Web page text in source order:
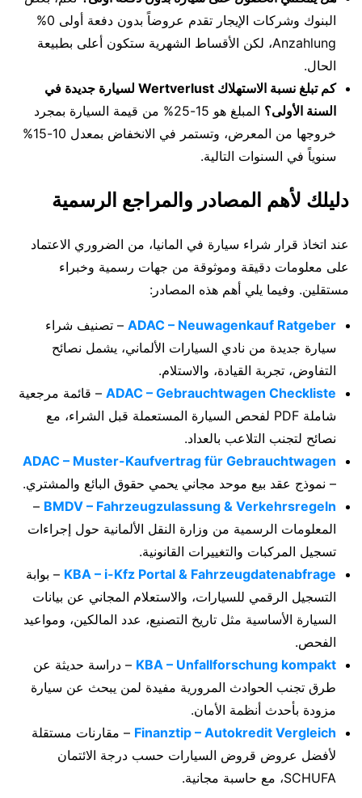
البنوك وشركات الإيجار تقدم عروضاً بدون دفعة أولى 0%
Anzahlung، لكن الأقساط الشهرية ستكون أعلى بطبيعة
الحال.
كم تبلغ نسبة الاستهلاك Wertverlust لسيارة جديدة في
السنة الأولى؟
المبلغ هو 15-25% من قيمة السيارة بمجرد
خروجها من المعرض، وتستمر في الانخفاض بمعدل 10-15%
سنوياً في السنوات التالية.
دليلك لأهم المصادر والمراجع الرسمية
عند اتخاذ قرار شراء سيارة في المانيا، من الضروري الاعتماد
على معلومات دقيقة وموثوقة من جهات رسمية وخبراء
مستقلين. وفيما يلي أهم هذه المصادر:
ADAC – Neuwagenkauf Ratgeber – تصنيف شراء
سيارة جديدة من نادي السيارات الألماني، يشمل نصائح
التفاوض، تجربة القيادة، والاستلام.
ADAC – Gebrauchtwagen Checkliste – قائمة مرجعية
شاملة PDF لفحص السيارة المستعملة قبل الشراء، مع
نصائح لتجنب التلاعب بالعداد.
ADAC – Muster-Kaufvertrag für Gebrauchtwagen
– نموذج عقد بيع موحد مجاني يحمي حقوق البائع والمشتري.
BMDV – Fahrzeugzulassung & Verkehrsregeln
–
المعلومات الرسمية من وزارة النقل الألمانية حول إجراءات
تسجيل المركبات والتغييرات القانونية.
KBA – i-Kfz Portal & Fahrzeugdatenabfrage – بوابة
التسجيل الرقمي للسيارات، والاستعلام المجاني عن بيانات
السيارة الأساسية مثل تاريخ التصنيع، عدد المالكين، ومواعيد
الفحص.
KBA – Unfallforschung kompakt – دراسة حديثة عن
طرق تجنب الحوادث المرورية مفيدة لمن يبحث عن سيارة
مزودة بأحدث أنظمة الأمان.
Finanztip – Autokredit Vergleich – مقارنات مستقلة
لأفضل عروض قروض السيارات حسب درجة الائتمان
SCHUFA، مع حاسبة مجانية.